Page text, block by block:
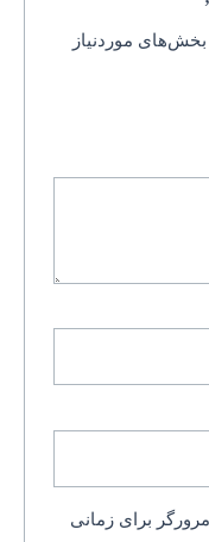
بخش‌های موردنیاز
برای زمانی